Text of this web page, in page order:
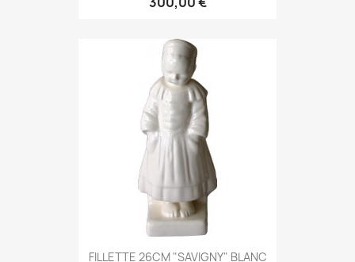
FILLETTE 26CM "SAVIGNY" BLANC